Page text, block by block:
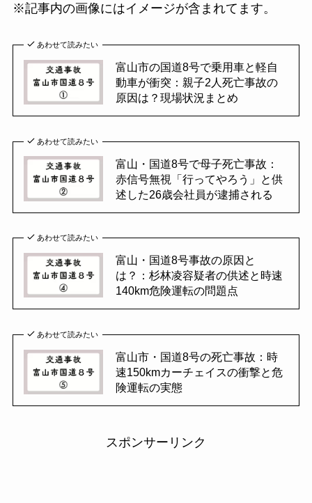
※記事内の画像にはイメージが含まれてます。
あわせて読みたい
富山市の国道8号で乗用車と軽自
動車が衝突：親子2人死亡事故の
原因は？現場状況まとめ
あわせて読みたい
富山・国道8号で母子死亡事故：
赤信号無視「行ってやろう」と供
述した26歳会社員が逮捕される
あわせて読みたい
富山・国道8号事故の原因と
は？：杉林凌容疑者の供述と時速
140km危険運転の問題点
あわせて読みたい
富山市・国道8号の死亡事故：時
速150kmカーチェイスの衝撃と危
険運転の実態
スポンサーリンク